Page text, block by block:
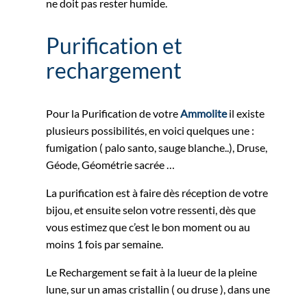
ne doit pas rester humide.
Purification et
rechargement
Pour la Purification de votreAmmoliteil existe
plusieurs possibilités, en voici quelques une :
fumigation ( palo santo, sauge blanche..), Druse,
Géode, Géométrie sacrée …
La purification est à faire dès réception de votre
bijou, et ensuite selon votre ressenti, dès que
vous estimez que c’est le bon moment ou au
moins 1 fois par semaine.
Le Rechargement se fait à la lueur de la pleine
lune, sur un amas cristallin ( ou druse ), dans une